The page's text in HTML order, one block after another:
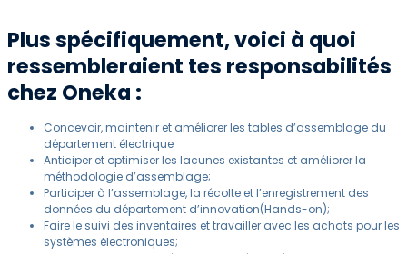
Plus spécifiquement, voici à quoi
ressembleraient tes responsabilités
chez Oneka :
Concevoir, maintenir et améliorer les tables d’assemblage du
département électrique
Anticiper et optimiser les lacunes existantes et améliorer la
méthodologie d’assemblage;
Participer à l’assemblage, la récolte et l’enregistrement des
données du département d’innovation(Hands-on);
Faire le suivi des inventaires et travailler avec les achats pour les
systèmes électroniques;